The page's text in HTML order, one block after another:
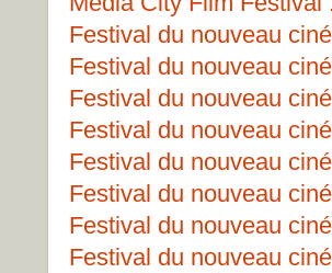
Festival du nouveau
Festival du nouveau
Festival du nouveau
Festival du nouveau
Festival du nouveau
Festival du nouveau
Festival du nouveau
Festival du nouveau